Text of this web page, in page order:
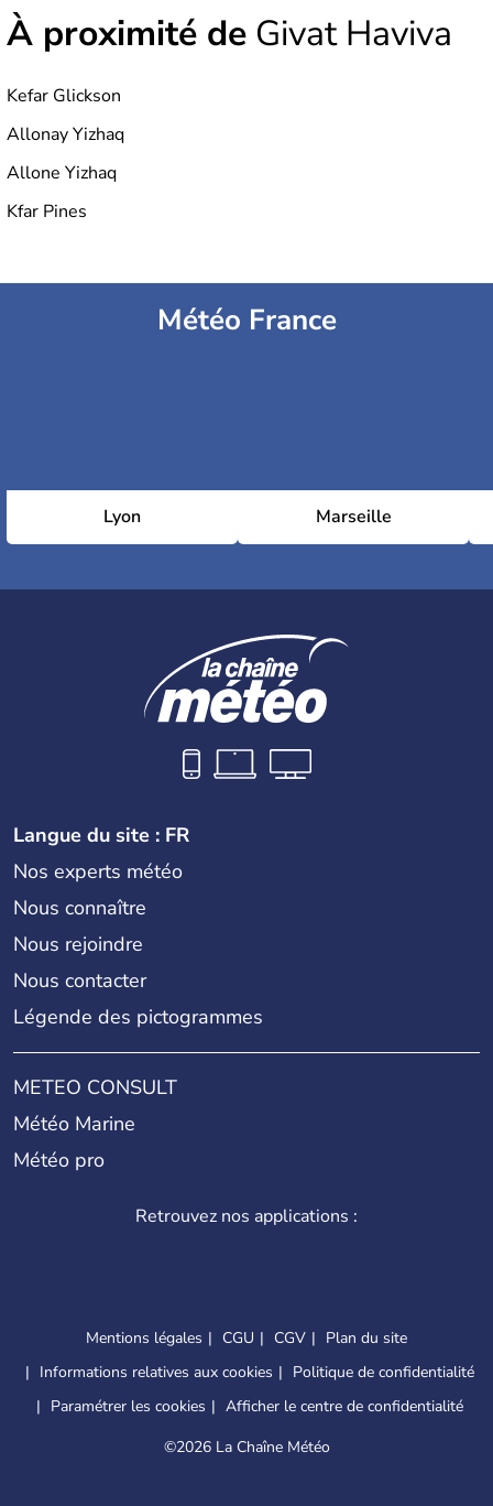
À proximité de Givat Haviva
Kefar Glickson
Allonay Yizhaq
Allone Yizhaq
Kfar Pines
Météo France
Lyon Marseille
Langue du site : FR
Nos experts météo
Nous connaître
Nous rejoindre
Nous contacter
Légende des pictogrammes
METEO CONSULT
Météo Marine
Météo pro
Retrouvez nos applications :
Mentions légales CGU CGV
Plan du site
Informations relatives aux cookies
Politique de confidentialité
Paramétrer les cookies
Afficher le centre de confidentialité
©2026 La Chaîne Météo